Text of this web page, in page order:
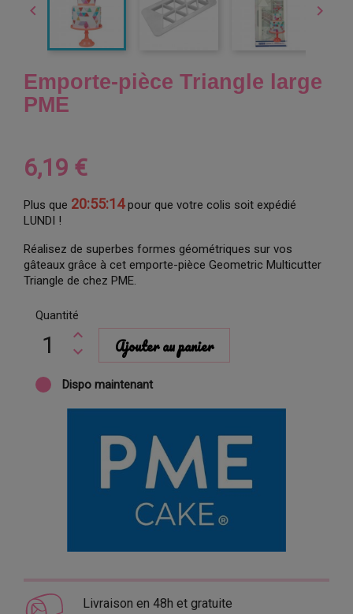
 
Emporte-pièce Triangle large
PME
6,19 €
Plus que 20:55:13pour que votre colis soit expédié
LUNDI !
Réalisez de superbes formes géométriques sur vos
gâteaux grâce à cet emporte-pièce Geometric Multicutter
Triangle de chez PME.
Quantité
Ajouter au panier
Dispo maintenant
Livraison en 48h et gratuite